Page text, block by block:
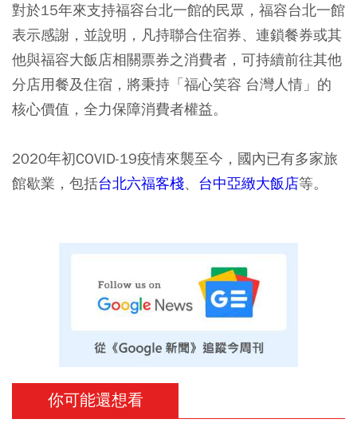
對於15年來支持福容台北一館的民眾，福容台北一館
表示感謝，並說明，凡持聯合住宿券、連鎖餐券或其
他與福容大飯店相關票券之消費者，可持續前往其他
分店用餐及住宿，將秉持「福心笑容 台灣人情」的
核心價值，全力保障消費者權益。
2020年初COVID-19疫情來襲至今，國內已有多家旅
館歇業，包括台北六福客棧、 台中亞緻大飯店等。
你可能還想看